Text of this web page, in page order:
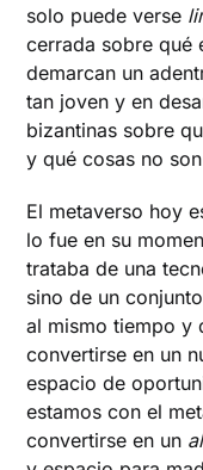
solo puede verse
cerrada sobre qué
demarcan un
tan joven y en
bizantinas sobre
y qué cosas no
El metaverso hoy
lo fue en su
trataba de una
sino de un
al mismo tiempo y
convertirse en un
espacio de
estamos con el
convertirse en un